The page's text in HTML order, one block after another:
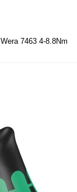
Wera 7463 4-8.8Nm